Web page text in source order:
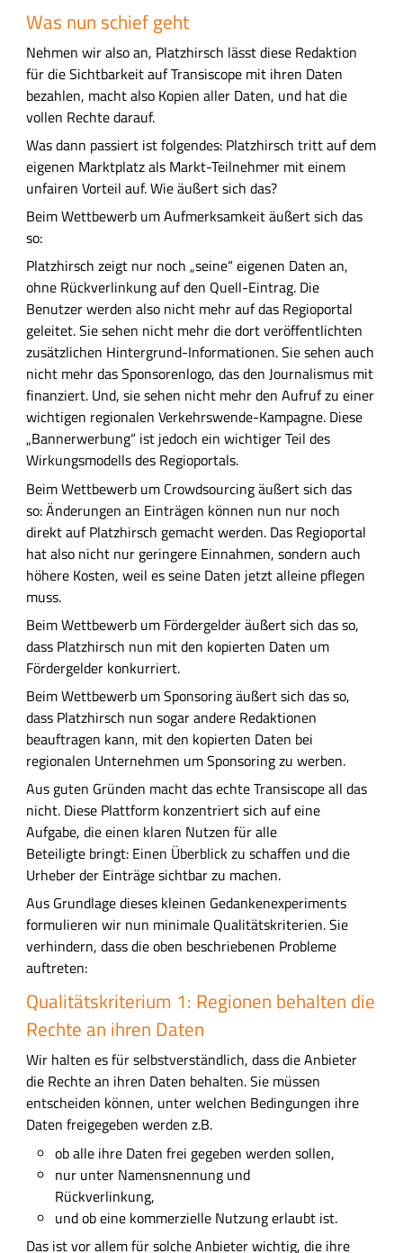
Was nun schief geht
Nehmen wir also an, Platzhirsch lässt diese Redaktion
für die Sichtbarkeit auf Transiscope mit ihren Daten
bezahlen, macht also Kopien aller Daten, und hat die
vollen Rechte darauf.
Was dann passiert ist folgendes: Platzhirsch tritt auf dem
eigenen Marktplatz als Markt-Teilnehmer mit einem
unfairen Vorteil auf. Wie äußert sich das?
Beim Wettbewerb um Aufmerksamkeit äußert sich das
so:
Platzhirsch zeigt nur noch „seine“ eigenen Daten an,
ohne Rückverlinkung auf den Quell-Eintrag. Die
Benutzer werden also nicht mehr auf das Regioportal
geleitet. Sie sehen nicht mehr die dort veröffentlichten
zusätzlichen Hintergrund-Informationen. Sie sehen auch
nicht mehr das Sponsorenlogo, das den Journalismus mit
finanziert. Und, sie sehen nicht mehr den Aufruf zu einer
wichtigen regionalen Verkehrswende-Kampagne. Diese
„Bannerwerbung“ ist jedoch ein wichtiger Teil des
Wirkungsmodells des Regioportals.
Beim Wettbewerb um Crowdsourcing äußert sich das
so: Änderungen an Einträgen können nun nur noch
direkt auf Platzhirsch gemacht werden. Das Regioportal
hat also nicht nur geringere Einnahmen, sondern auch
höhere Kosten, weil es seine Daten jetzt alleine pflegen
muss.
Beim Wettbewerb um Fördergelder äußert sich das so,
dass Platzhirsch nun mit den kopierten Daten um
Fördergelder konkurriert.
Beim Wettbewerb um Sponsoring äußert sich das so,
dass Platzhirsch nun sogar andere Redaktionen
beauftragen kann, mit den kopierten Daten bei
regionalen Unternehmen um Sponsoring zu werben.
Aus guten Gründen macht das echte Transiscope all das
nicht. Diese Plattform konzentriert sich auf eine
Aufgabe, die einen klaren Nutzen für alle
Beteiligte bringt: Einen Überblick zu schaffen und die
Urheber der Einträge sichtbar zu machen.
Aus Grundlage dieses kleinen Gedankenexperiments
formulieren wir nun minimale Qualitätskriterien. Sie
verhindern, dass die oben beschriebenen Probleme
auftreten:
Qualitätskriterium 1: Regionen behalten die
Rechte an ihren Daten
Wir halten es für selbstverständlich, dass die Anbieter
die Rechte an ihren Daten behalten. Sie müssen
entscheiden können, unter welchen Bedingungen ihre
Daten freigegeben werden z.B.
ob alle ihre Daten frei gegeben werden sollen,
nur unter Namensnennung und
Rückverlinkung,
und ob eine kommerzielle Nutzung erlaubt ist.
Das ist vor allem für solche Anbieter wichtig, die ihre